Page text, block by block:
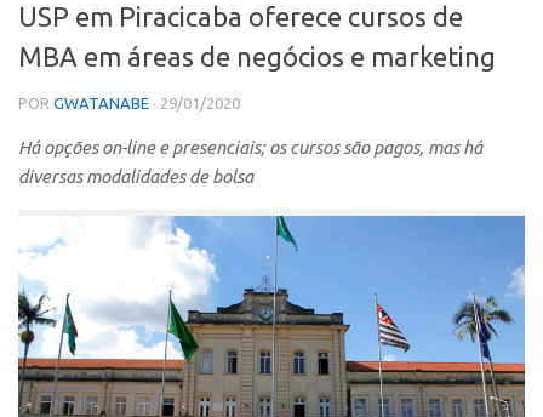
Coordenação
Polos
Polo Capital
Polo Lorena
Polo Ribeirão Preto
Polo São Carlos
Bolsa Empreendedorismo
Bolsa Startup USP
PGI-USP
USP em Piracicaba oferece cursos de
MBA em áreas de negócios e marketing
POR GWATANABE · 29/01/2020
Há opções on-line e presenciais; os cursos são pagos, mas há
diversas modalidades de bolsa